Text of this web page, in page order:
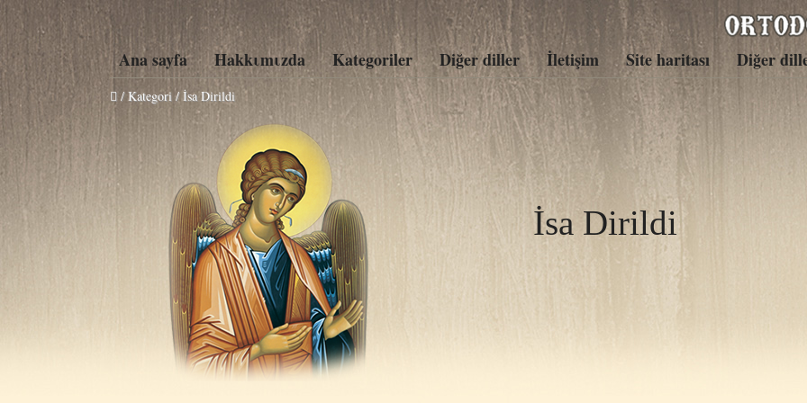
Ana sayfa Hakkιmιzda Kategoriler Diğer diller İletişim Site haritası Diğer
/ Kategori / İsa Dirildi
İsa Dirildi